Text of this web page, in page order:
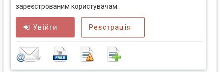
зареєстрованим користувачам.
Увійти Реєстрація